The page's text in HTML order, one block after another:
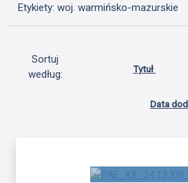
Etykiety: woj. warmińsko-mazurskie
Sortuj
według:
Tytuł
Data